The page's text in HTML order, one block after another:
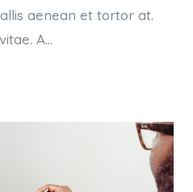
aenean et tortor at.
A…